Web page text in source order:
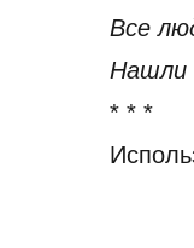
Все
Нашли
* * *